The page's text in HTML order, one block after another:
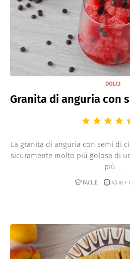
DOLCI
Granita di anguria con
La granita di anguria con semi di
sicuramente molto più golosa di
più ...
FACILE 45 m +